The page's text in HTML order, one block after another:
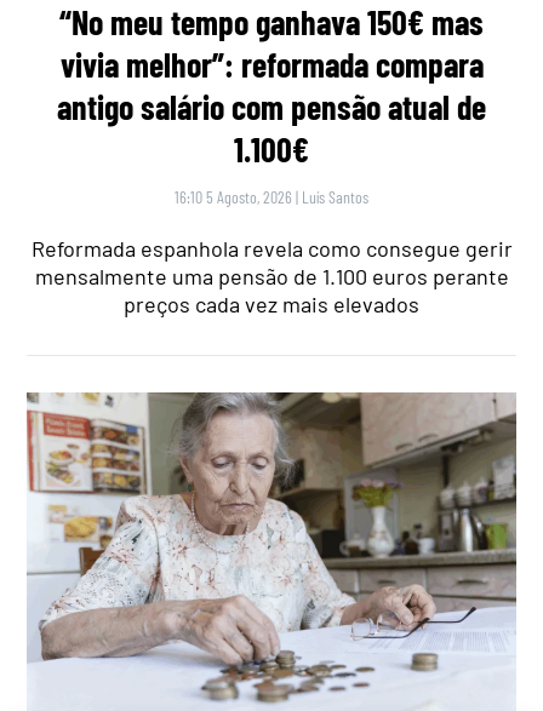
“No meu tempo ganhava 150€ mas
vivia melhor”: reformada compara
antigo salário com pensão atual de
1.100€
16:10 5 Agosto, 2026 | Luís Santos
Reformada espanhola revela como consegue gerir
mensalmente uma pensão de 1.100 euros perante
preços cada vez mais elevados